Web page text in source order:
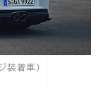
着車）